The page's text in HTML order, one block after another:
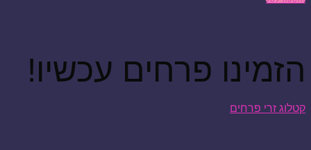
הזמינו פרחים עכשיו!
קטלוג זרי פרחים